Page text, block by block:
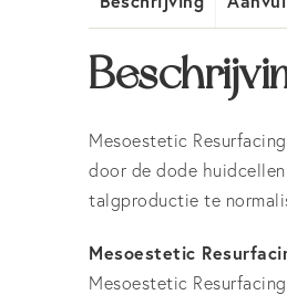
Mesoestetic
door de dode
talgproductie te
Mesoestetic
Mesoestetic